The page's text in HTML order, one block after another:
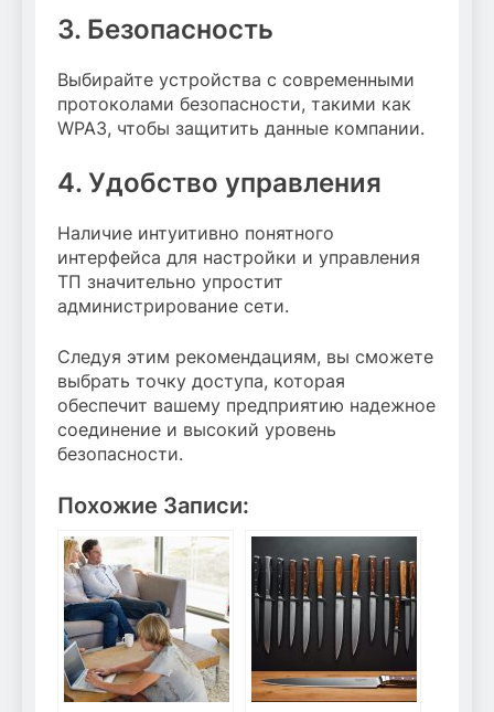
3. Безопасность
Выбирайте устройства с современными
протоколами безопасности, такими как
WPA3, чтобы защитить данные компании.
4. Удобство управления
Наличие интуитивно понятного
интерфейса для настройки и управления
ТП значительно упростит
администрирование сети.
Следуя этим рекомендациям, вы сможете
выбрать точку доступа, которая
обеспечит вашему предприятию надежное
соединение и высокий уровень
безопасности.
Похожие Записи: